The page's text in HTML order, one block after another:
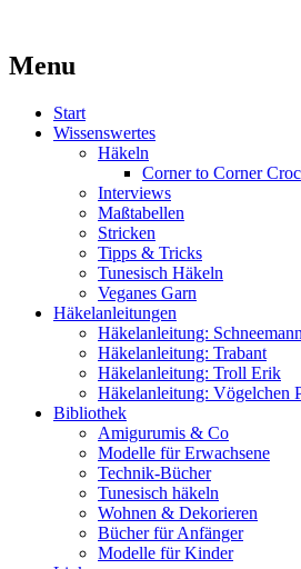
MissKnitness
Kaufst du noch oder
Menu
Skip
Start
Wissenswertes
Häkeln
Corner to Corner
Interviews
Maßtabellen
Stricken
Tipps & Tricks
Tunesisch Häkeln
Veganes Garn
Häkelanleitungen
Häkelanleitung:
Häkelanleitung: Trabant
Häkelanleitung: Troll Erik
Häkelanleitung: Vögelchen
Bibliothek
Amigurumis & Co
Modelle für Erwachsene
Technik-Bücher
Tunesisch häkeln
Wohnen & Dekorieren
Bücher für Anfänger
Modelle für Kinder